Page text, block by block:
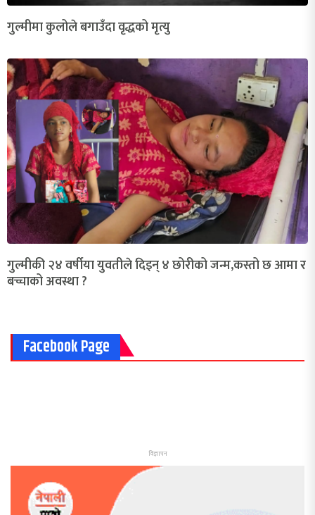
गुल्मीमा कुलोले बगाउँदा वृद्धको मृत्यु
गुल्मीकी २४ वर्षीया युवतीले दिइन् ४ छोरीको जन्म,कस्तो छ आमा र
बच्चाको अवस्था ?
Facebook Page
विज्ञापन